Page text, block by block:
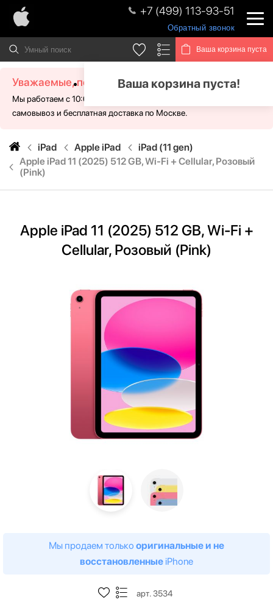
+7 (499) 113-93-51
Обратный звонок
Ваша корзина пуста
Ваша корзина пуста!
Уважаемые, посетители!
Мы работаем с 10:00 - 21:00 без выходных. Для Вас доступен
самовывоз и бесплатная доставка по Москве.
iPad Apple iPad
iPad (11 gen)
Apple iPad 11 (2025) 512 GB, Wi-Fi + Cellular, Розовый
(Pink)
Apple iPad 11 (2025) 512 GB, Wi-Fi +
Cellular, Розовый (Pink)
Мы продаем только оригинальные и не
восстановленные iPhone
арт. 3534